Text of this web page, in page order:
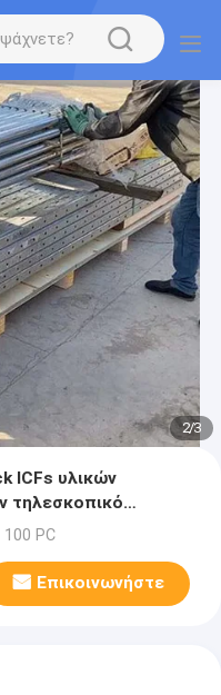
2/3
ICFs υλικών
τηλεσκοπικό
100 PC
Επικοινωνήστε